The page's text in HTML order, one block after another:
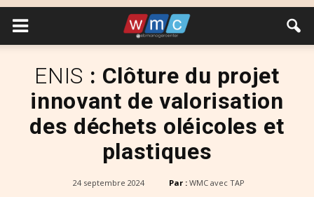
ENIS : Clôture du projet
innovant de valorisation
des déchets oléicoles et
plastiques
24 septembre 2024 Par : WMC avec TAP